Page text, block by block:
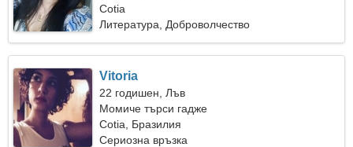
Cotia
Литература, Доброволчество
Vitoria
22 годишен, Лъв
Момиче търси гадже
Cotia, Бразилия
Сериозна връзка